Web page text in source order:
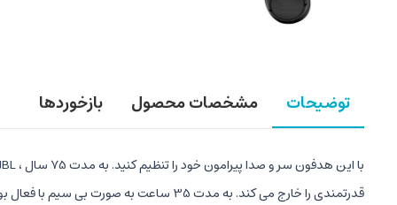
توضیحات مشخصات محصول بازخوردها